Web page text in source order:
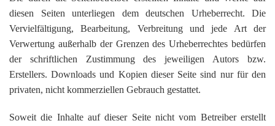
diesen Seiten unterliegen dem deutschen Urheberrecht. Die
Vervielfältigung, Bearbeitung, Verbreitung und jede Art der
Verwertung außerhalb der Grenzen des Urheberrechtes bedürfen
der schriftlichen Zustimmung des jeweiligen Autors bzw.
Erstellers. Downloads und Kopien dieser Seite sind nur für den
privaten, nicht kommerziellen Gebrauch gestattet.
Soweit die Inhalte auf dieser Seite nicht vom Betreiber erstellt